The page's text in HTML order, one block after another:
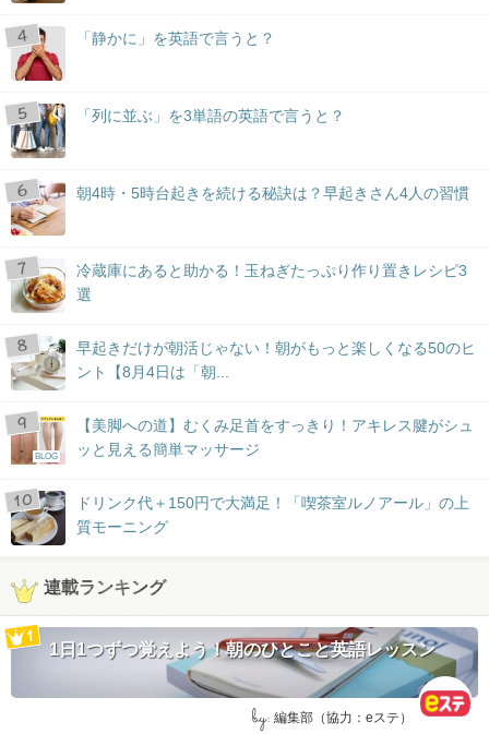
「静かに」を英語で言うと？
「列に並ぶ」を3単語の英語で言うと？
朝4時・5時台起きを続ける秘訣は？早起きさん4人の習慣
冷蔵庫にあると助かる！玉ねぎたっぷり作り置きレシピ3
選
早起きだけが朝活じゃない！朝がもっと楽しくなる50のヒ
ント【8月4日は「朝...
BLOG
【美脚への道】むくみ足首をすっきり！アキレス腱がシュ
ッと見える簡単マッサージ
ドリンク代＋150円で大満足！「喫茶室ルノアール」の上
質モーニング
連載ランキング
1日1つずつ覚えよう！朝のひとこと英語レッスン
by: 編集部（協力：eステ）